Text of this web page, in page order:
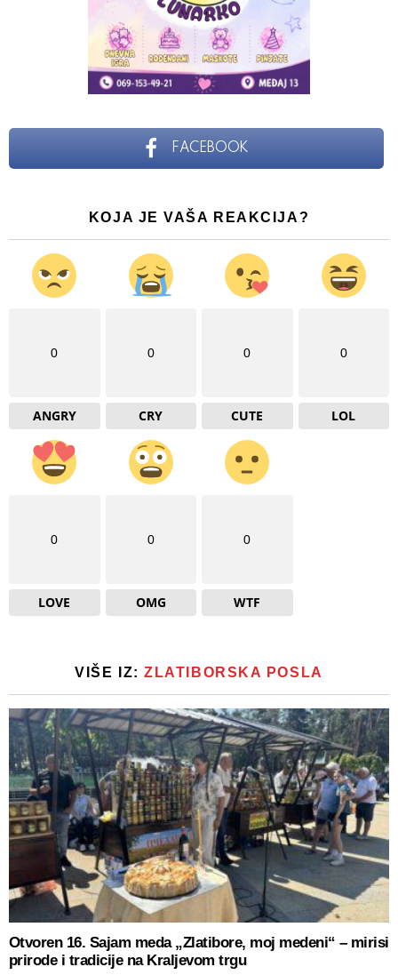
FACEBOOK
KOJA JE VAŠA REAKCIJA?
0
ANGRY
0
CRY
0
CUTE
0
LOL
0
LOVE
0
OMG
0
WTF
VIŠE IZ:ZLATIBORSKA POSLA
Otvoren 16. Sajam meda „Zlatibore, moj medeni“ – mirisi
prirode i tradicije na Kraljevom trgu